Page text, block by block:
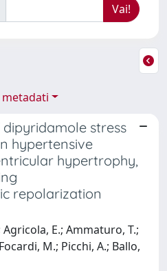
stress
hypertensive
hypertrophy,
repolarization
E.; Ammaturo, T.;
M.; Picchi, A.; Ballo,